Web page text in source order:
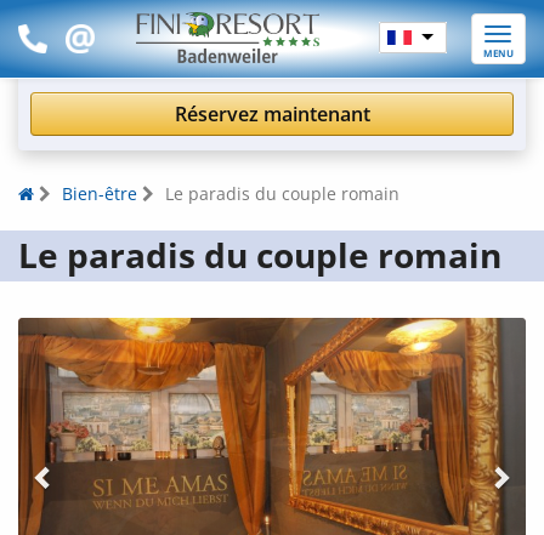
Réservez maintenant
Toggle
MENU
Bien-être Le paradis du couple romain
Le paradis du couple romain